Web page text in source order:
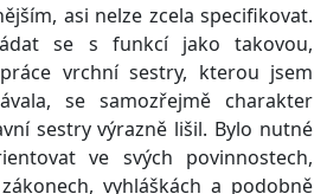
asi nelze zcela specifikovat.
se s funkcí jako takovou,
vrchní sestry, kterou jsem
se samozřejmě charakter
sestry výrazně lišil. Bylo nutné
ve svých povinnostech,
vyhláškách a podobně